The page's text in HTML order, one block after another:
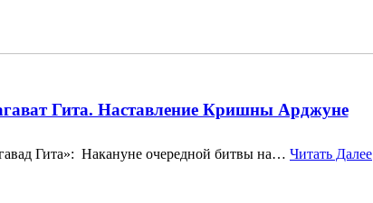
Гита. Наставление Кришны Арджуне
Гита»: Накануне очередной битвы на… Читать Далее